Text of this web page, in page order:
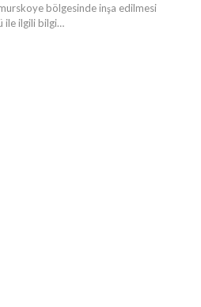
bölgesinde inşa edilmesi
ile ilgili bilgi…